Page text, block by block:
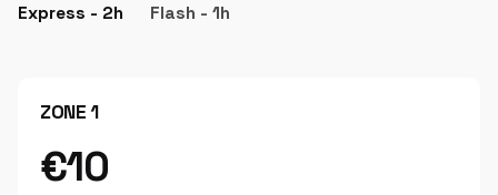
Express - 2h Flash - 1h
ZONE 1
€10